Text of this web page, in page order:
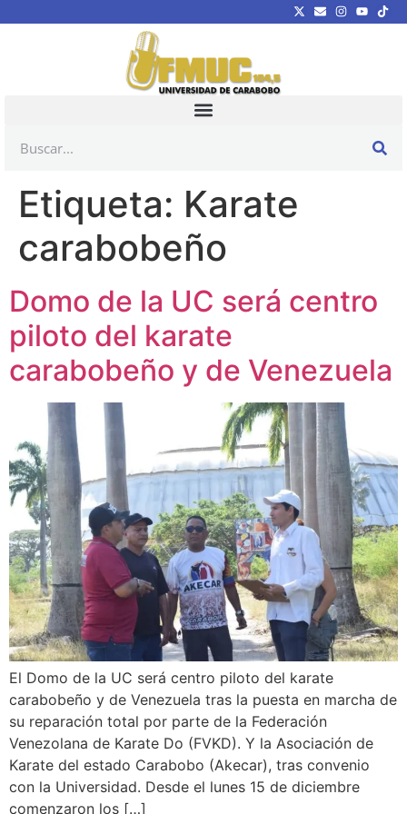
Etiqueta: Karate
carabobeño
Domo de la UC será centro
piloto del karate
carabobeño y de Venezuela
El Domo de la UC será centro piloto del karate
carabobeño y de Venezuela tras la puesta en marcha de
su reparación total por parte de la Federación
Venezolana de Karate Do (FVKD). Y la Asociación de
Karate del estado Carabobo (Akecar), tras convenio
con la Universidad. Desde el lunes 15 de diciembre
comenzaron los […]